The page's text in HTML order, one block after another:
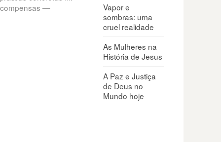
—
Vapor e
sombras: uma
cruel realidade
As Mulheres na
História de Jesus
A Paz e Justiça
de Deus no
Mundo hoje